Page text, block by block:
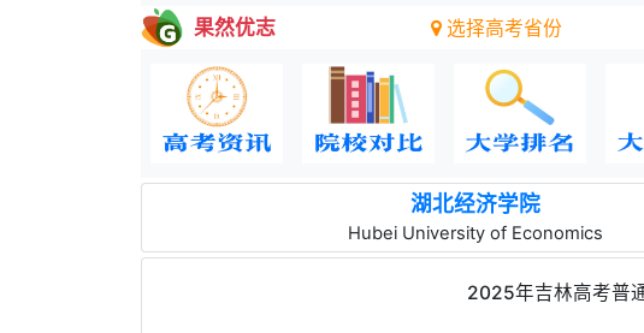
果然优志 选择高考省份
湖北经济学院
Hubei University of Economics
2025年吉林高考普